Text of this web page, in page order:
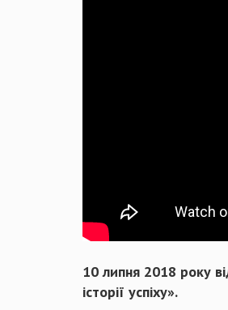
10 липня 2018 року
історії успіху».